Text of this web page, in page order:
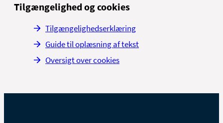
Tilgængelighed og cookies
Tilgængelighedserklæring
Guide til oplæsning af tekst
Oversigt over cookies